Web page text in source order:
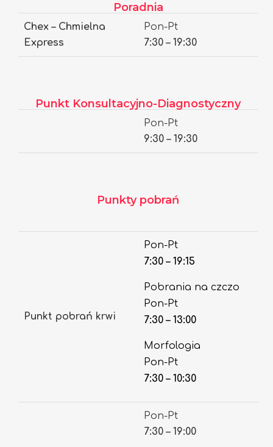
Poradnia
Chex – Chmielna
Express
Pon-Pt
7:30 – 19:30
Punkt Konsultacyjno-Diagnostyczny
Pon-Pt
9:30 – 19:30
Punkty pobrań
Punkt pobrań krwi
Pon-Pt
7:30 – 19:15
Pobrania na czczo
Pon-Pt
7:30 – 13:00
Morfologia
Pon-Pt
7:30 – 10:30
Pon-Pt
7:30 – 19:00